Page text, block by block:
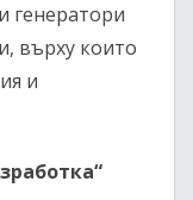
генератори
върху които
и